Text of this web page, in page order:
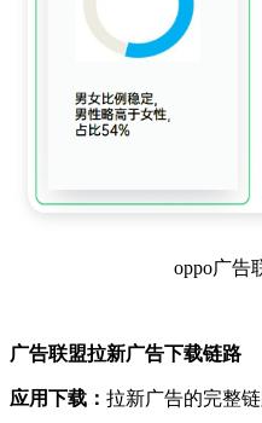
oppo广告
广告联盟拉新广告下载链路
应用下载： 拉新广告的完整